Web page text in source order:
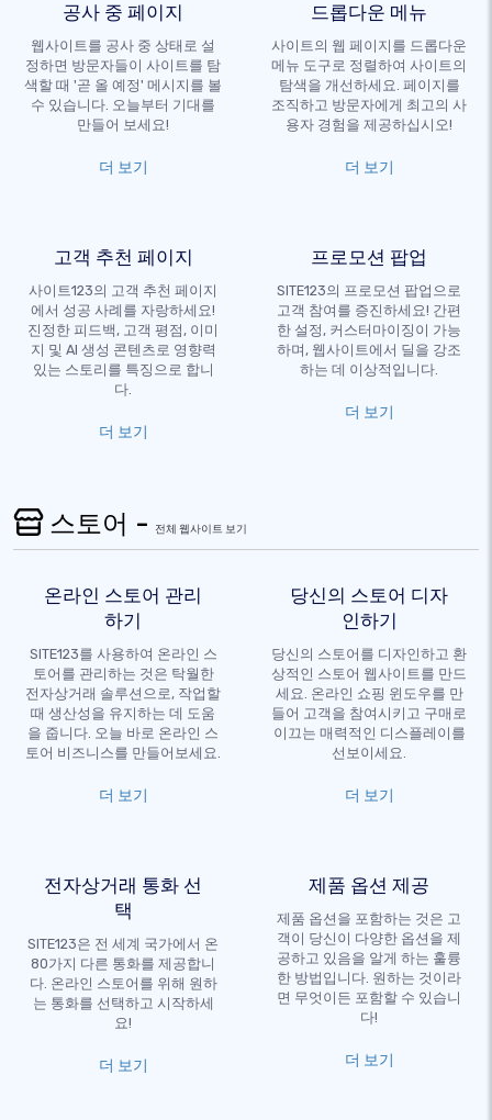
공사 중 페이지
웹사이트를 공사 중 상태로 설
정하면 방문자들이 사이트를 탐
색할 때 '곧 올 예정' 메시지를 볼
수 있습니다. 오늘부터 기대를
만들어 보세요!
더 보기
드롭다운 메뉴
사이트의 웹 페이지를 드롭다운
메뉴 도구로 정렬하여 사이트의
탐색을 개선하세요. 페이지를
조직하고 방문자에게 최고의 사
용자 경험을 제공하십시오!
더 보기
고객 추천 페이지
사이트123의 고객 추천 페이지
에서 성공 사례를 자랑하세요!
진정한 피드백, 고객 평점, 이미
지 및 AI 생성 콘텐츠로 영향력
있는 스토리를 특징으로 합니
다.
더 보기
프로모션 팝업
SITE123의 프로모션 팝업으로
고객 참여를 증진하세요! 간편
한 설정, 커스터마이징이 가능
하며, 웹사이트에서 딜을 강조
하는 데 이상적입니다.
더 보기
스토어 - 전체 웹사이트 보기
온라인 스토어 관리
하기
SITE123를 사용하여 온라인 스
토어를 관리하는 것은 탁월한
전자상거래 솔루션으로, 작업할
때 생산성을 유지하는 데 도움
을 줍니다. 오늘 바로 온라인 스
토어 비즈니스를 만들어보세요.
더 보기
당신의 스토어 디자
인하기
당신의 스토어를 디자인하고 환
상적인 스토어 웹사이트를 만드
세요. 온라인 쇼핑 윈도우를 만
들어 고객을 참여시키고 구매로
이끄는 매력적인 디스플레이를
선보이세요.
더 보기
전자상거래 통화 선
택
SITE123은 전 세계 국가에서 온
80가지 다른 통화를 제공합니
다. 온라인 스토어를 위해 원하
는 통화를 선택하고 시작하세
요!
더 보기
제품 옵션 제공
제품 옵션을 포함하는 것은 고
객이 당신이 다양한 옵션을 제
공하고 있음을 알게 하는 훌륭
한 방법입니다. 원하는 것이라
면 무엇이든 포함할 수 있습니
다!
더 보기